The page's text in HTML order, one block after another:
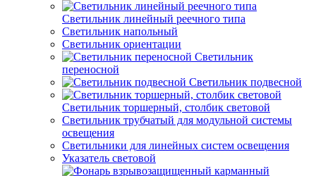
Светильник линейный реечного типа
Светильник напольный
Светильник ориентации
Светильник
переносной
Светильник подвесной
Светильник торшерный, столбик световой
Светильник трубчатый для модульной системы
освещения
Светильники для линейных систем освещения
Указатель световой